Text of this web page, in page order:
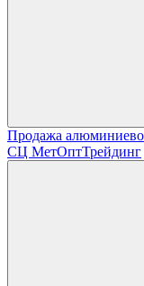
Продажа
СЦ МетОптТрейдинг